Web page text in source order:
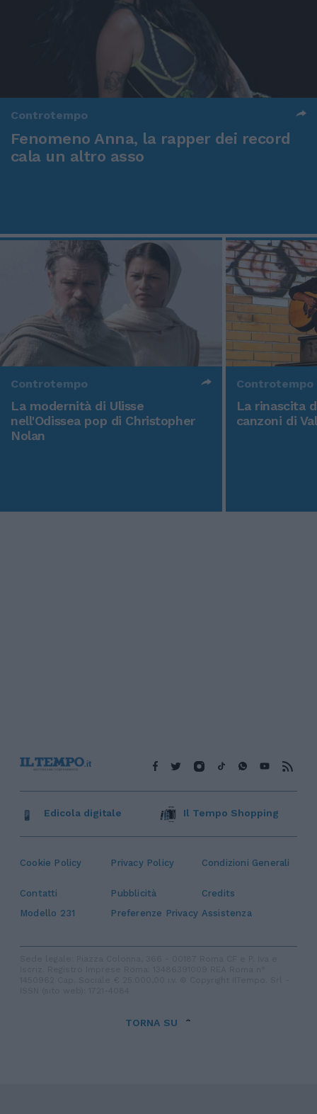
Controtempo
Fenomeno Anna, la rapper dei record
cala un altro asso
Controtempo
La modernità di Ulisse
nell'Odissea pop di Christopher
Nolan
Controtempo
La rinascita
canzoni di
Cookie Policy Privacy Policy Condizioni Generali
Contatti Pubblicità
Credits
Modello 231
Preferenze Privacy Assistenza
Edicola digitale Il Tempo Shopping
TORNA SU